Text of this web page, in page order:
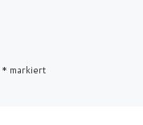
* markiert